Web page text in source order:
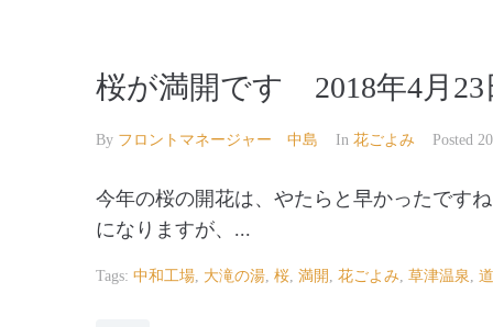
桜が満開です 2018年4月23
By フロントマネージャー 中島 In 花ごよみ Posted
今年の桜の開花は、やたらと早かったです
になりますが、...
Tags: 中和工場, 大滝の湯, 桜, 満開 , 花ごよみ, 草津温泉,